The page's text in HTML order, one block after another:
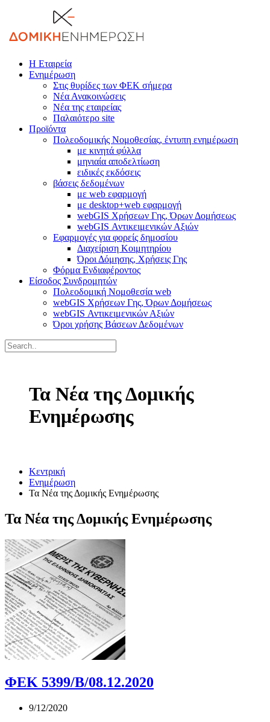
Η Εταιρεία
Ενημέρωση
Στις θυρίδες των ΦΕΚ σήμερα
Νέα Ανακοινώσεις
Νέα της εταιρείας
Παλαιότερο site
Προϊόντα
Πολεοδομικής Νομοθεσίας, έντυπη ενημέρωση
με κινητά φύλλα
μηνιαία αποδελτίωση
ειδικές εκδόσεις
βάσεις δεδομένων
με web εφαρμογή
με desktop+web εφαρμογή
webGIS Χρήσεων Γης, Όρων Δομήσεως
webGIS Αντικειμενικών Αξιών
Εφαρμογές για φορείς δημοσίου
Διαχείριση Κοιμητηρίου
Όροι Δόμησης, Χρήσεις Γης
Φόρμα Ενδιαφέροντος
Είσοδος Συνδρομητών
Πολεοδομική Νομοθεσία web
webGIS Χρήσεων Γης, Όρων Δομήσεως
webGIS Αντικειμενικών Αξιών
Όροι χρήσης Βάσεων Δεδομένων
Τα Νέα της Δομικής
Ενημέρωσης
Κεντρική
Ενημέρωση
Τα Νέα της Δομικής Ενημέρωσης
Τα Νέα της Δομικής Ενημέρωσης
ΦΕΚ 5399/Β/08.12.2020
9/12/2020